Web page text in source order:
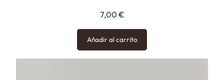
7,00 €
Añadir al carrito